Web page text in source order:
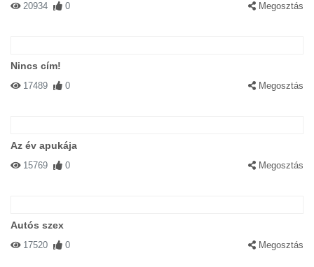
20934 0 Megosztás
Nincs cím!
17489 0 Megosztás
Az év apukája
15769 0 Megosztás
Autós szex
17520 0 Megosztás